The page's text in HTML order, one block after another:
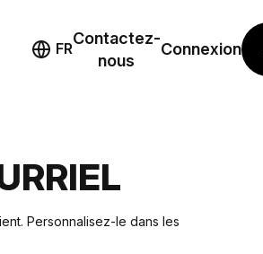
FR
Contactez-
nous
Connexion
Personnalisez-le dans les